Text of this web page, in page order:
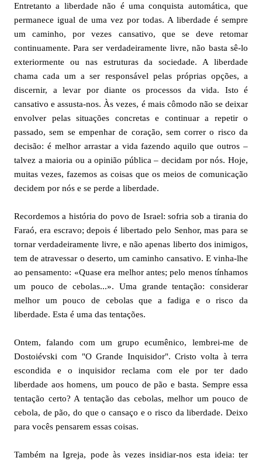
Entretanto a liberdade não é uma conquista automática, que
permanece igual de uma vez por todas. A liberdade é sempre
um caminho, por vezes cansativo, que se deve retomar
continuamente. Para ser verdadeiramente livre, não basta sê-lo
exteriormente ou nas estruturas da sociedade. A liberdade
chama cada um a ser responsável pelas próprias opções, a
discernir, a levar por diante os processos da vida. Isto é
cansativo e assusta-nos. Às vezes, é mais cômodo não se deixar
envolver pelas situações concretas e continuar a repetir o
passado, sem se empenhar de coração, sem correr o risco da
decisão: é melhor arrastar a vida fazendo aquilo que outros –
talvez a maioria ou a opinião pública – decidam por nós. Hoje,
muitas vezes, fazemos as coisas que os meios de comunicação
decidem por nós e se perde a liberdade.
Recordemos a história do povo de Israel: sofria sob a tirania do
Faraó, era escravo; depois é libertado pelo Senhor, mas para se
tornar verdadeiramente livre, e não apenas liberto dos inimigos,
tem de atravessar o deserto, um caminho cansativo. E vinha-lhe
ao pensamento: «Quase era melhor antes; pelo menos tínhamos
um pouco de cebolas...». Uma grande tentação: considerar
melhor um pouco de cebolas que a fadiga e o risco da
liberdade. Esta é uma das tentações.
Ontem, falando com um grupo ecumênico, lembrei-me de
Dostoiévski com "O Grande Inquisidor". Cristo volta à terra
escondida e o inquisidor reclama com ele por ter dado
liberdade aos homens, um pouco de pão e basta. Sempre essa
tentação certo? A tentação das cebolas, melhor um pouco de
cebola, de pão, do que o cansaço e o risco da liberdade. Deixo
para vocês pensarem essas coisas.
Também na Igreja, pode às vezes insidiar-nos esta ideia: ter